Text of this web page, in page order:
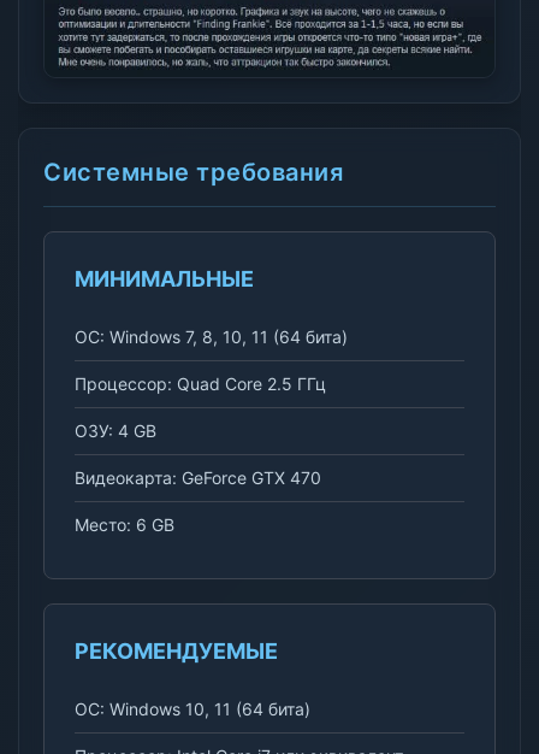
Системные требования
МИНИМАЛЬНЫЕ
ОС: Windows 7, 8, 10, 11 (64 бита)
Процессор: Quad Core 2.5 ГГц
ОЗУ: 4 GB
Видеокарта: GeForce GTX 470
Место: 6 GB
РЕКОМЕНДУЕМЫЕ
ОС: Windows 10, 11 (64 бита)